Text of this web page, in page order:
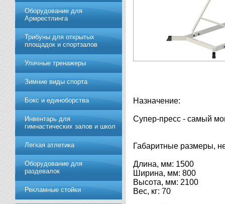
Назначение:
Супер-пресс - самый
Габаритные размеры,
Длина, мм: 1500
Ширина, мм: 800
Высота, мм: 2100
Вес, кг: 70
Оборудование для
Армрестлинга
Трибуны для открытых
площадок и спортзалов
Уличные тренажеры
Зимние виды спорта
Бокс и единоборства
Инвентарь для
гимнастических залов и школ
Легкая атлетика
Оборудование для
раздевалок
Рекламные стойки